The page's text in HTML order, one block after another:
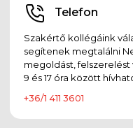
Telefon
Szakértő kollégáink
segítenek megtalálni
megoldást,
9 és 17 óra között
+36/1 411 3601